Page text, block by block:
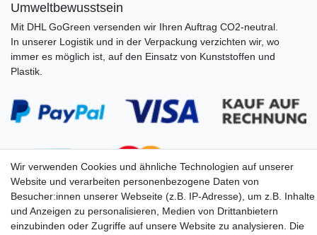
Umweltbewusstsein
Mit DHL GoGreen versenden wir Ihren Auftrag CO2-neutral.
In unserer Logistik und in der Verpackung verzichten wir, wo
immer es möglich ist, auf den Einsatz von Kunststoffen und
Plastik.
Wir verwenden Cookies und ähnliche Technologien auf unserer
Website und verarbeiten personenbezogene Daten von
Besucher:innen unserer Webseite (z.B. IP-Adresse), um z.B. Inhalte
und Anzeigen zu personalisieren, Medien von Drittanbietern
einzubinden oder Zugriffe auf unsere Website zu analysieren. Die